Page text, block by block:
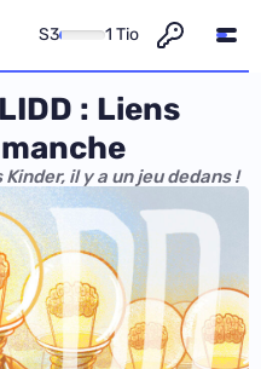
S3 1 Tio
: Liens
il y a un jeu dedans !